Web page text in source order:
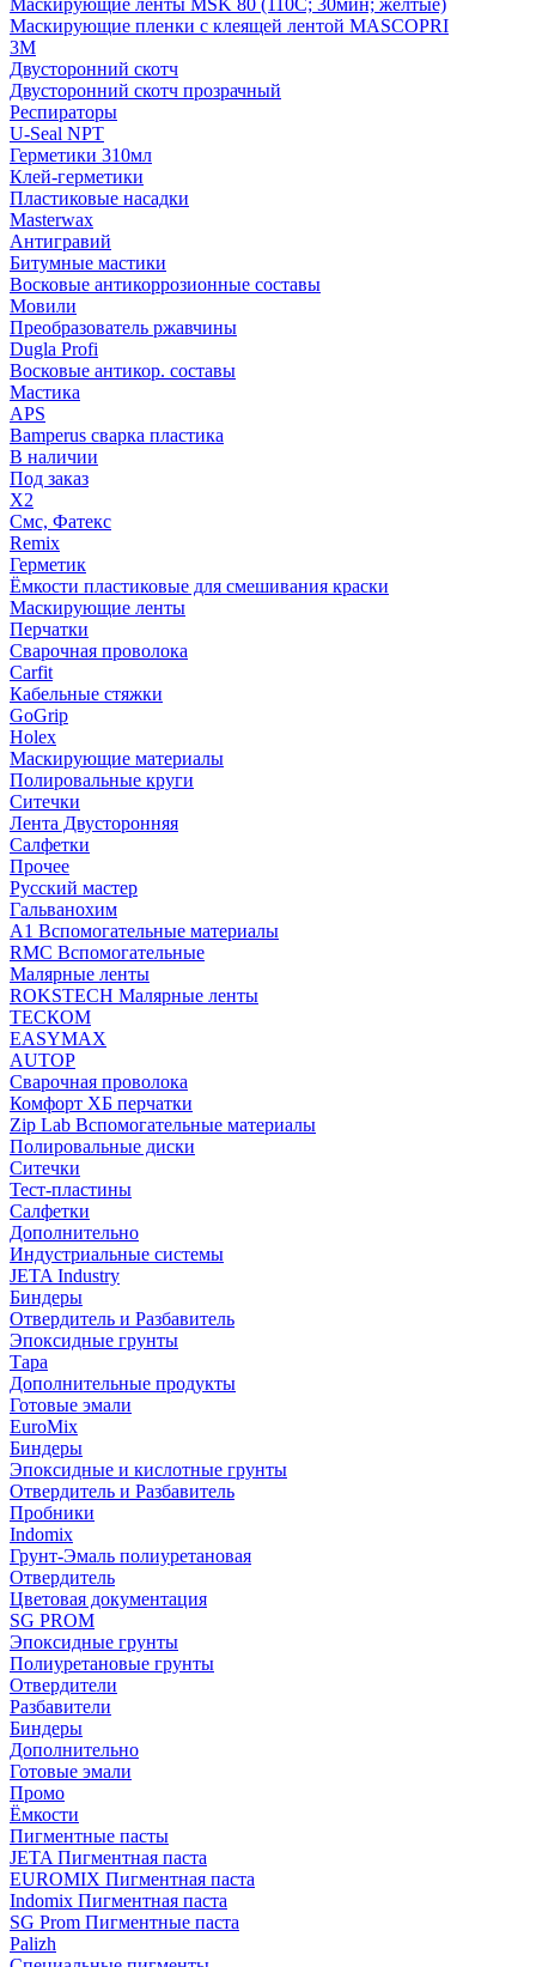
Маскирующие ленты MSK 80 (110С; 30мин; желтые)
Маскирующие пленки с клеящей лентой MASCOPRI
3M
Двусторонний скотч
Двусторонний скотч прозрачный
Респираторы
U-Seal NPT
Герметики 310мл
Клей-герметики
Пластиковые насадки
Masterwax
Антигравий
Битумные мастики
Восковые антикоррозионные составы
Мовили
Преобразователь ржавчины
Dugla Profi
Восковые антикор. составы
Мастика
APS
Bamperus сварка пластика
В наличии
Под заказ
X2
Смс, Фатекс
Remix
Герметик
Ёмкости пластиковые для смешивания краски
Маскирующие ленты
Перчатки
Сварочная проволока
Carfit
Кабельные стяжки
GoGrip
Holex
Маскирующие материалы
Полировальные круги
Ситечки
Лента Двусторонняя
Салфетки
Прочее
Русский мастер
Гальванохим
А1 Вспомогательные материалы
RMC Вспомогательные
Малярные ленты
ROKSTECH Малярные ленты
ТЕСКОМ
EASYMAX
AUTOP
Сварочная проволока
Комфорт ХБ перчатки
Zip Lab Вспомогательные материалы
Полировальные диски
Ситечки
Тест-пластины
Салфетки
Дополнительно
Индустриальные системы
JETA Industry
Биндеры
Отвердитель и Разбавитель
Эпоксидные грунты
Тара
Дополнительные продукты
Готовые эмали
EuroMix
Биндеры
Эпоксидные и кислотные грунты
Отвердитель и Разбавитель
Пробники
Indomix
Грунт-Эмаль полиуретановая
Отвердитель
Цветовая документация
SG PROM
Эпоксидные грунты
Полиуретановые грунты
Отвердители
Разбавители
Биндеры
Дополнительно
Готовые эмали
Промо
Ёмкости
Пигментные пасты
JETA Пигментная паста
EUROMIX Пигментная паста
Indomix Пигментная паста
SG Prom Пигментные паста
Palizh